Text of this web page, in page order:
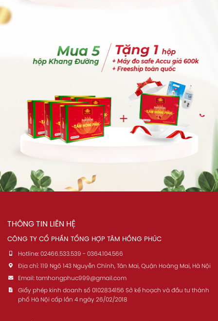
THÔNG TIN LIÊN HỆ
CÔNG TY CỔ PHẦN TỔNG HỢP TÂM HỒNG PHÚC
Hotline: 02466.533.539 - 0364.104.566
Địa chỉ: 119 Ngõ 143 Nguyễn Chính, Tân Mai, Quận Hoàng Mai, Hà Nội
Email: tamhongphuc999@gmail.com
Giấy phép kinh doanh số 0102834156 Sở kế hoạch và đầu tư thành
phố Hà Nội cấp lần 4 ngày 26/02/2018